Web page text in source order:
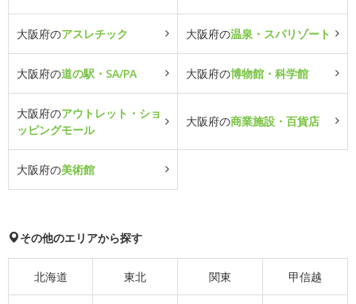
大阪府のアスレチック 大阪府の温泉・スパリゾート
大阪府の道の駅・SA/PA 大阪府の博物館・科学館
大阪府のアウトレット・ショ
ッピングモール
大阪府の商業施設・百貨店
大阪府の美術館
その他のエリアから探す
北海道 東北 関東 甲信越